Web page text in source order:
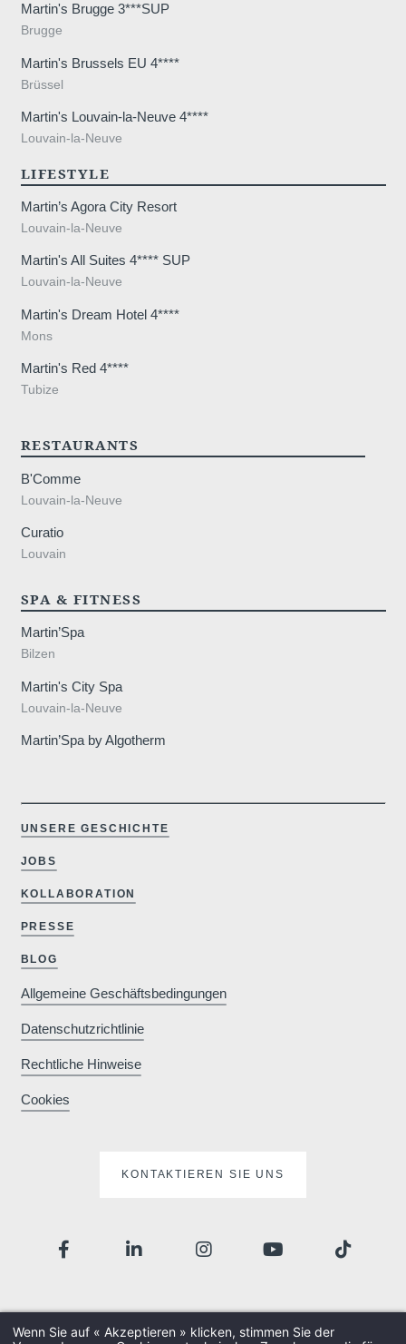
Martin's Brugge 3***SUP
Brugge
Martin's Brussels EU 4****
Brüssel
Martin's Louvain-la-Neuve 4****
Louvain-la-Neuve
LIFESTYLE
Martin’s Agora City Resort
Louvain-la-Neuve
Martin's All Suites 4**** SUP
Louvain-la-Neuve
Martin's Dream Hotel 4****
Mons
Martin's Red 4****
Tubize
RESTAURANTS
B'Comme
Louvain-la-Neuve
Curatio
Louvain
SPA & FITNESS
Martin’Spa
Bilzen
Martin's City Spa
Louvain-la-Neuve
Martin’Spa by Algotherm
UNSERE GESCHICHTE
JOBS
KOLLABORATION
PRESSE
BLOG
Allgemeine Geschäftsbedingungen
Datenschutzrichtlinie
Rechtliche Hinweise
Cookies
KONTAKTIEREN SIE UNS
89 44 21
Wenn Sie auf « Akzeptieren » klicken, stimmen Sie der